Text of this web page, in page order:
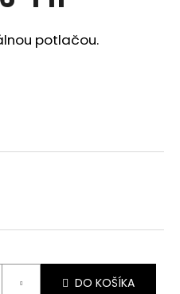
potlačou.
DO KOŠÍKA